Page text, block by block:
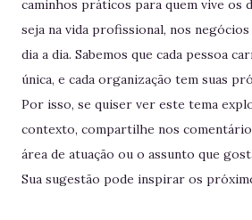
caminhos práticos para quem vive os
seja na vida profissional, nos
dia a dia. Sabemos que cada pessoa
única, e cada organização tem suas
Por isso, se quiser ver este tema
contexto, compartilhe nos
área de atuação ou o assunto que
Sua sugestão pode inspirar os